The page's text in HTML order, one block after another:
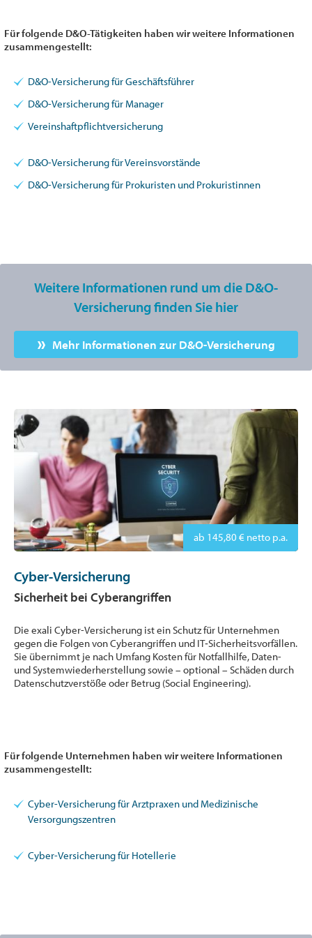
Für folgende D&O-Tätigkeiten haben wir weitere Informationen
zusammengestellt:
D&O-Versicherung für Geschäftsführer
D&O-Versicherung für Manager
Vereinshaftpflichtversicherung
D&O-Versicherung für Vereinsvorstände
D&O-Versicherung für Prokuristen und Prokuristinnen
Weitere Informationen rund um die D&O-
Versicherung finden Sie hier
Mehr Informationen zur D&O-Versicherung
ab 145,80 € netto p.a.
Cyber-Versicherung
Sicherheit bei Cyberangriffen
Die exali Cyber-Versicherung ist ein Schutz für Unternehmen
gegen die Folgen von Cyberangriffen und IT‑Sicherheitsvorfällen.
Sie übernimmt je nach Umfang Kosten für Notfallhilfe, Daten-
und Systemwiederherstellung sowie – optional – Schäden durch
Datenschutzverstöße oder Betrug (Social Engineering).
Für folgende Unternehmen haben wir weitere Informationen
zusammengestellt:
Cyber-Versicherung für Arztpraxen und Medizinische
Versorgungszentren
Cyber-Versicherung für Hotellerie